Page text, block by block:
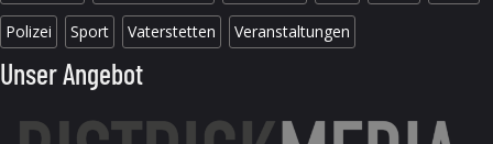
Polizei Sport Vaterstetten Veranstaltungen
Unser Angebot